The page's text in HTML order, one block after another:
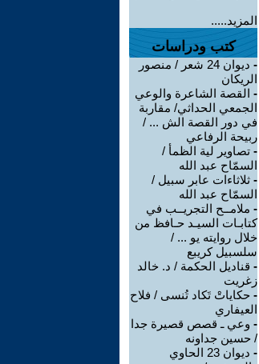
المزيد.....
كتب ودراسات
-
ديوان 24 شعر / منصور
الريكان
- القصة الشاعرة والوعي
الجمعي الحداثي/ مقاربة
في دور القصة الش ... /
ربيحة الرفاعي
- تصاوير لية الظمأ /
السمّاح عبد الله
- ثلاثاءات عابر سبيل /
السمّاح عبد الله
- ملامــح التجريــب في
كتابـات السيـد حـافظ من
خلال روايته يو ... /
سلسبيل كريبع
- قناديل الحكمة / د. خالد
زغريت
- حكاياتْ تَكاد تُنسى / فلاح
العيفاري
- وعي ـ قصص قصيرة جدا
/ حسين جداونه
-
ديوان 23 الحاوي